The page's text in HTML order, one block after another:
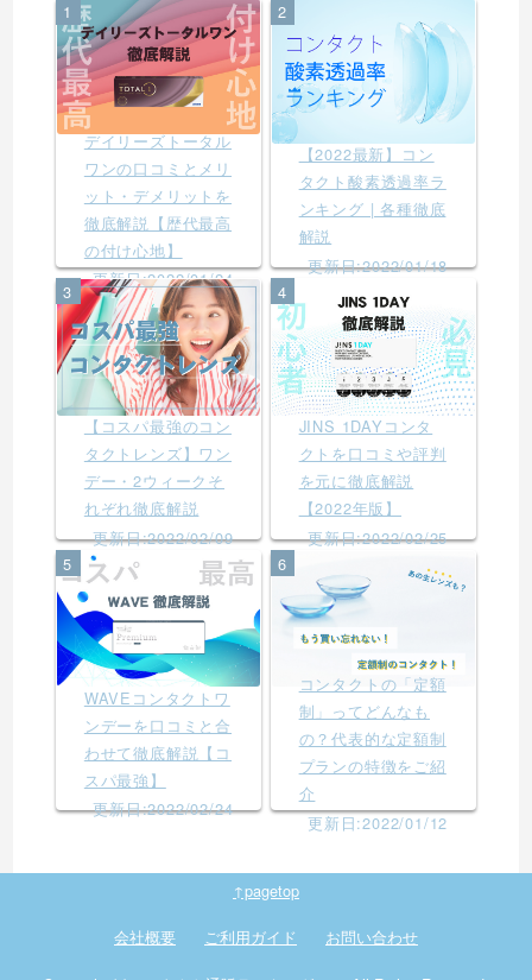
1
デイリーズトータル
ワンの口コミとメリ
ット・デメリットを
徹底解説【歴代最高
の付け心地】
更新日:2022/01/24
2
【2022最新】コン
タクト酸素透過率ラ
ンキング | 各種徹底
解説
更新日:2022/01/18
3
【コスパ最強のコン
タクトレンズ】ワン
デー・2ウィークそ
れぞれ徹底解説
更新日:2022/02/09
4
JINS 1DAYコンタ
クトを口コミや評判
を元に徹底解説
【2022年版】
更新日:2022/02/25
5
WAVEコンタクトワ
ンデーを口コミと合
わせて徹底解説【コ
スパ最強】
更新日:2022/02/24
6
コンタクトの「定額
制」ってどんなも
の？代表的な定額制
プランの特徴をご紹
介
更新日:2022/01/12
↑pagetop
会社概要 ご利用ガイド お問い合わせ